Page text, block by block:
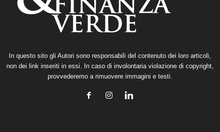
In questo sito gli Autori sono responsabili del contenuto dei loro articoli,
non dei link inseriti in essi. In caso di involontaria violazione di copyright,
provvederemo a rimuovere immagini e testi.